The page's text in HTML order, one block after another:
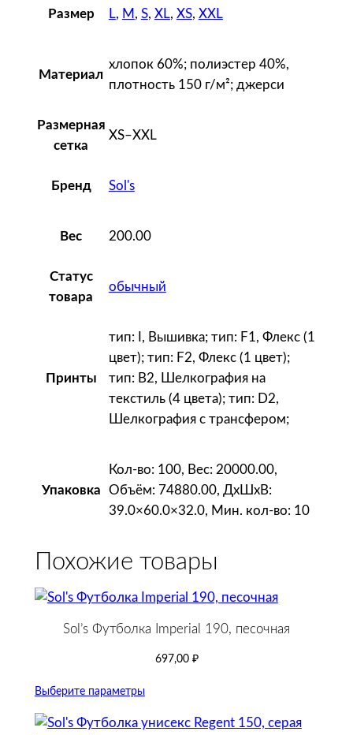
F
t
ж
Размер L, M , S, XL, XS, XXL
Материал
хлопок 60%; полиэстер 40%,
плотность 150 г/м²; джерси
Размерная
сетка
XS–XXL
Бренд Sol's
Вес 200.00
Статус
товара
обычный
Принты
тип: I, Вышивка; тип: F1, Флекс (1
цвет); тип: F2, Флекс (1 цвет);
тип: B2, Шелкография на
текстиль (4 цвета); тип: D2,
Шелкография с трансфером;
Упаковка
Кол-во: 100, Вес: 20000.00,
Объём: 74880.00, ДxШxВ:
39.0×60.0×32.0, Мин. кол-во: 10
Похожие товары
Sol’s Футболка Imperial 190, песочная
697,00 ₽
Выберите параметры